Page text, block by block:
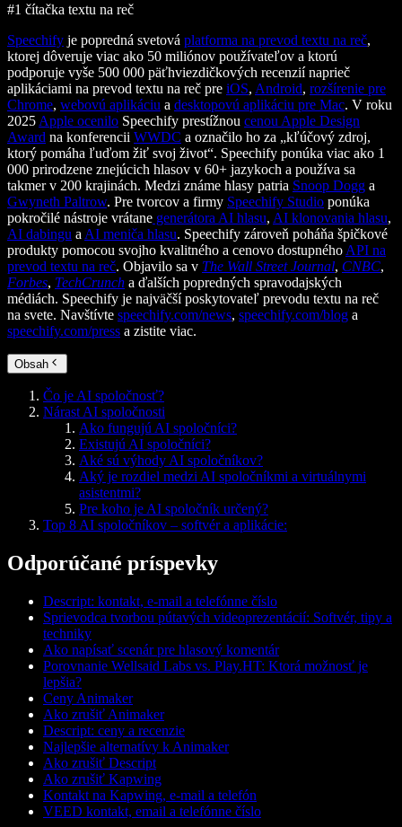
#1 čítačka textu na reč
Speechify je popredná svetová platforma na prevod textu na reč,
ktorej dôveruje viac ako 50 miliónov používateľov a ktorú
podporuje vyše 500 000 päťhviezdičkových recenzií naprieč
aplikáciami na prevod textu na reč pre iOS, Android, rozšírenie pre
Chrome, webovú aplikáciu a desktopovú aplikáciu pre Mac. V roku
2025 Apple ocenilo Speechify prestížnou cenou Apple Design
Award na konferencii WWDC a označilo ho za „kľúčový zdroj,
ktorý pomáha ľuďom žiť svoj život“. Speechify ponúka viac ako 1
000 prirodzene znejúcich hlasov v 60+ jazykoch a používa sa
takmer v 200 krajinách. Medzi známe hlasy patria Snoop Dogg a
Gwyneth Paltrow. Pre tvorcov a firmy Speechify Studio ponúka
pokročilé nástroje vrátane generátora AI hlasu, AI klonovania hlasu,
AI dabingu a AI meniča hlasu. Speechify zároveň poháňa špičkové
produkty pomocou svojho kvalitného a cenovo dostupného API na
prevod textu na reč. Objavilo sa v The Wall Street Journal, CNBC,
Forbes, TechCrunch a ďalších popredných spravodajských
médiách. Speechify je najväčší poskytovateľ prevodu textu na reč
na svete. Navštívte speechify.com/news, speechify.com/blog a
speechify.com/press a zistite viac.
Obsah
Čo je AI spoločnosť?
Nárast AI spoločnosti
Ako fungujú AI spoločníci?
Existujú AI spoločníci?
Aké sú výhody AI spoločníkov?
Aký je rozdiel medzi AI spoločníkmi a virtuálnymi
asistentmi?
Pre koho je AI spoločník určený?
Top 8 AI spoločníkov – softvér a aplikácie:
Odporúčané príspevky
Descript: kontakt, e-mail a telefónne číslo
Sprievodca tvorbou pútavých videoprezentácií: Softvér, tipy a
techniky
Ako napísať scenár pre hlasový komentár
Porovnanie Wellsaid Labs vs. Play.HT: Ktorá možnosť je
lepšia?
Ceny Animaker
Ako zrušiť Animaker
Descript: ceny a recenzie
Najlepšie alternatívy k Animaker
Ako zrušiť Descript
Ako zrušiť Kapwing
Kontakt na Kapwing, e-mail a telefón
VEED kontakt, email a telefónne číslo